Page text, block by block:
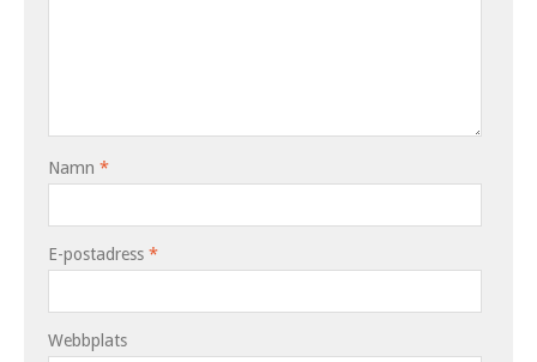
Namn *
E-postadress *
Webbplats